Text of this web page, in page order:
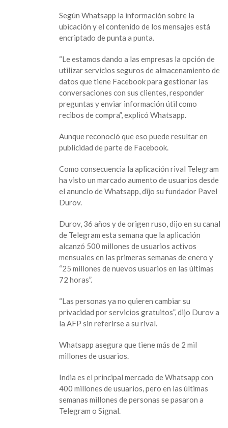
Según Whatsapp la información sobre la
ubicación y el contenido de los mensajes está
encriptado de punta a punta.
“Le estamos dando a las empresas la opción de
utilizar servicios seguros de almacenamiento de
datos que tiene Facebook para gestionar las
conversaciones con sus clientes, responder
preguntas y enviar información útil como
recibos de compra”, explicó Whatsapp.
Aunque reconoció que eso puede resultar en
publicidad de parte de Facebook.
Como consecuencia la aplicación rival Telegram
ha visto un marcado aumento de usuarios desde
el anuncio de Whatsapp, dijo su fundador Pavel
Durov.
Durov, 36 años y de origen ruso, dijo en su canal
de Telegram esta semana que la aplicación
alcanzó 500 millones de usuarios activos
mensuales en las primeras semanas de enero y
“25 millones de nuevos usuarios en las últimas
72 horas”.
“Las personas ya no quieren cambiar su
privacidad por servicios gratuitos”, dijo Durov a
la AFP sin referirse a su rival.
Whatsapp asegura que tiene más de 2 mil
millones de usuarios.
India es el principal mercado de Whatsapp con
400 millones de usuarios, pero en las últimas
semanas millones de personas se pasaron a
Telegram o Signal.